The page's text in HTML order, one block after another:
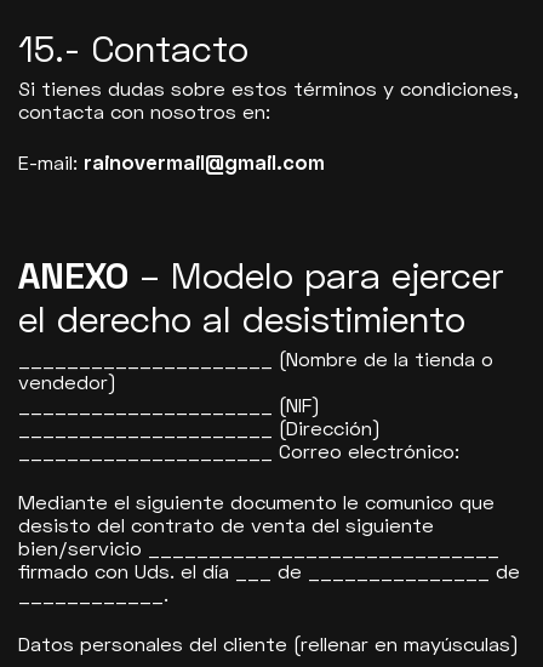
15.- Contacto
Si tienes dudas sobre estos términos y condiciones,
contacta con nosotros en:
E-mail: rainovermail@gmail.com
ANEXO – Modelo para ejercer
el derecho al desistimiento
_____________________ (Nombre de la tienda o
vendedor)
_____________________ (NIF)
_____________________ (Dirección)
_____________________ Correo electrónico:
Mediante el siguiente documento le comunico que
desisto del contrato de venta del siguiente
bien/servicio _____________________________
firmado con Uds. el día ___ de _______________ de
____________.
Datos personales del cliente (rellenar en mayúsculas)